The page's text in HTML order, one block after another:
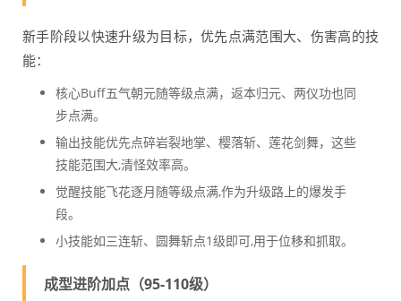
新手阶段以快速升级为目标，优先点满范围大、伤害高的技
能：
核心Buff五气朝元随等级点满，返本归元、两仪功也同
步点满。
输出技能优先点碎岩裂地掌、樱落斩、莲花剑舞，这些
技能范围大,清怪效率高。
觉醒技能飞花逐月随等级点满,作为升级路上的爆发手
段。
小技能如三连斩、圆舞斩点1级即可,用于位移和抓取。
成型进阶加点（95-110级）